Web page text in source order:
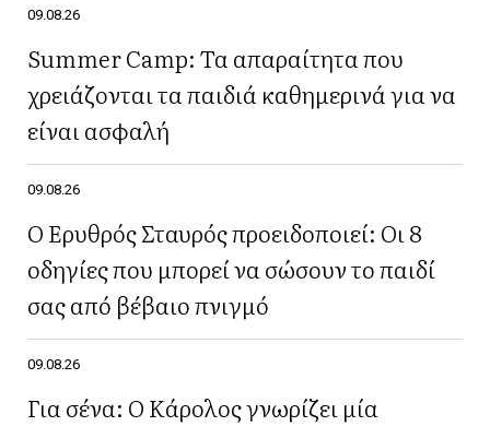
09.08.26
Summer Camp: Τα απαραίτητα που
χρειάζονται τα παιδιά καθημερινά για να
είναι ασφαλή
09.08.26
Ο Ερυθρός Σταυρός προειδοποιεί: Οι 8
οδηγίες που μπορεί να σώσουν το παιδί
σας από βέβαιο πνιγμό
09.08.26
Για σένα: Ο Κάρολος γνωρίζει μία